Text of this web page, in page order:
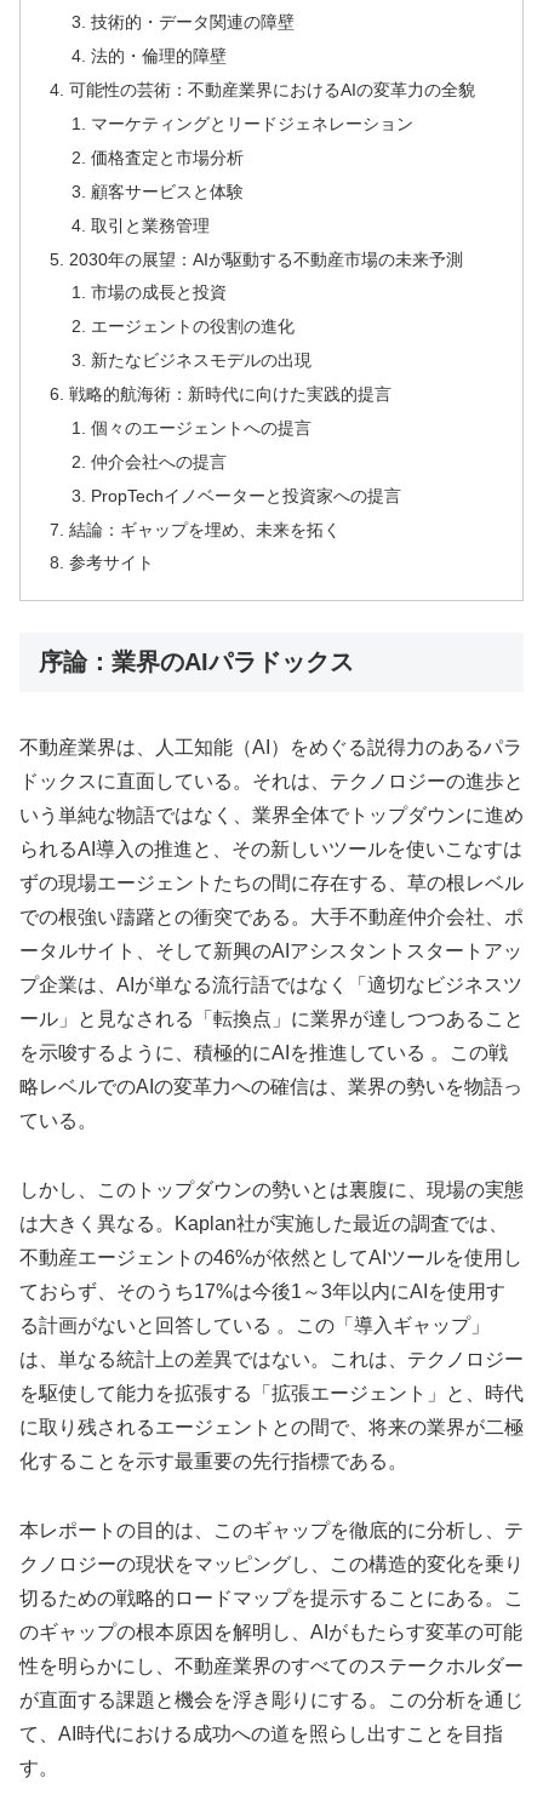
技術的・データ関連の障壁
法的・倫理的障壁
可能性の芸術：不動産業界におけるAIの変革力の全貌
マーケティングとリードジェネレーション
価格査定と市場分析
顧客サービスと体験
取引と業務管理
2030年の展望：AIが駆動する不動産市場の未来予測
市場の成長と投資
エージェントの役割の進化
新たなビジネスモデルの出現
戦略的航海術：新時代に向けた実践的提言
個々のエージェントへの提言
仲介会社への提言
PropTechイノベーターと投資家への提言
結論：ギャップを埋め、未来を拓く
参考サイト
序論：業界のAIパラドックス
不動産業界は、人工知能（AI）をめぐる説得力のあるパラ
ドックスに直面している。それは、テクノロジーの進歩と
いう単純な物語ではなく、業界全体でトップダウンに進め
られるAI導入の推進と、その新しいツールを使いこなすは
ずの現場エージェントたちの間に存在する、草の根レベル
での根強い躊躇との衝突である。大手不動産仲介会社、ポ
ータルサイト、そして新興のAIアシスタントスタートアッ
プ企業は、AIが単なる流行語ではなく「適切なビジネスツ
ール」と見なされる「転換点」に業界が達しつつあること
を示唆するように、積極的にAIを推進している 。この戦
略レベルでのAIの変革力への確信は、業界の勢いを物語っ
ている。
しかし、このトップダウンの勢いとは裏腹に、現場の実態
は大きく異なる。Kaplan社が実施した最近の調査では、
不動産エージェントの46%が依然としてAIツールを使用し
ておらず、そのうち17%は今後1～3年以内にAIを使用す
る計画がないと回答している 。この「導入ギャップ」
は、単なる統計上の差異ではない。これは、テクノロジー
を駆使して能力を拡張する「拡張エージェント」と、時代
に取り残されるエージェントとの間で、将来の業界が二極
化することを示す最重要の先行指標である。
本レポートの目的は、このギャップを徹底的に分析し、テ
クノロジーの現状をマッピングし、この構造的変化を乗り
切るための戦略的ロードマップを提示することにある。こ
のギャップの根本原因を解明し、AIがもたらす変革の可能
性を明らかにし、不動産業界のすべてのステークホルダー
が直面する課題と機会を浮き彫りにする。この分析を通じ
て、AI時代における成功への道を照らし出すことを目指
す。